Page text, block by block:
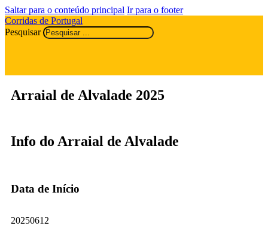
Saltar para o conteúdo principal Ir para o footer
Corridas de Portugal
Pesquisar
Arraial de Alvalade 2025
Info do Arraial de Alvalade
Data de Início
20250612